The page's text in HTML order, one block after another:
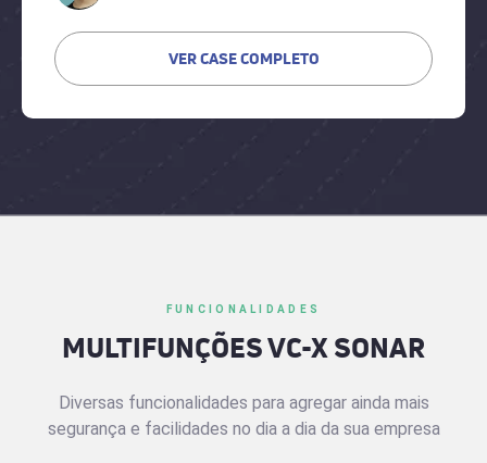
VER CASE COMPLETO
FUNCIONALIDADES
MULTIFUNÇÕES VC-X SONAR
Diversas funcionalidades para agregar ainda mais
segurança e facilidades no dia a dia da sua empresa